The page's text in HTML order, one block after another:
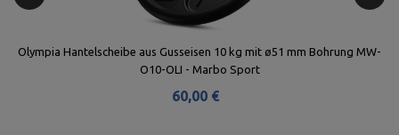
Olympia Hantelscheibe aus Gusseisen 10 kg mit ø51 mm Bohrung MW-
O10-OLI - Marbo Sport
60,00 €